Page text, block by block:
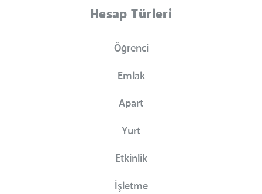
Hesap Türleri
Öğrenci
Emlak
Apart
Yurt
Etkinlik
İşletme